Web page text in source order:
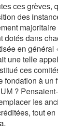
ces grèves,
des
dotés dans
en général
une telle
ces
fondation à un
?
les
tout